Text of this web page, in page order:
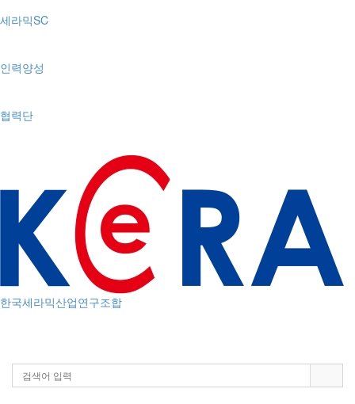
세라믹SC
인력양성
협력단
한국세라믹산업연구조합
navigation